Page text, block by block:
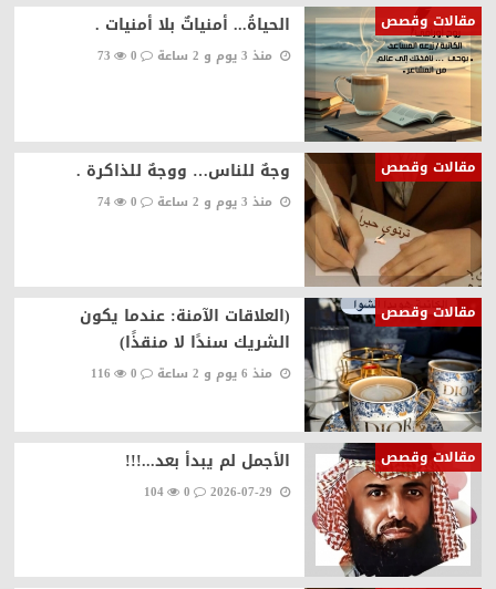
مقالات وقصص الحياةُ... أمنياتٌ بلا أمنيات .
منذ 3 يوم و 2 ساعة 0
73
مقالات وقصص وجهٌ للناس… ووجهٌ للذاكرة .
منذ 3 يوم و 2 ساعة 0
74
مقالات وقصص
(العلاقات الآمنة: عندما يكون
الشريك سندًا لا منقذًا)
منذ 6 يوم و 2 ساعة 0
116
مقالات وقصص الأجمل لم يبدأ بعد...!!!
0
104